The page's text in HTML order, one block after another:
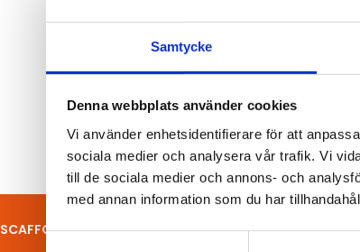
Samtycke
Denna webbplats använder cookies
Vi använder enhetsidentifierare för att
sociala medier och analysera vår trafik. Vi
till de sociala medier och annons- och
med annan information som du har
SCAFFOLDING PROJECTS UTSETT TILL BUSINESS STAR